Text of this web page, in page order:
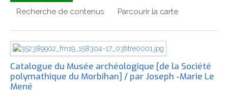
À propos
Recherche avancée
Recherche de contenus
Parcourir la carte
Catalogue du Musée archéologique [de la Société
polymathique du Morbihan] / par Joseph -Marie Le
Mené